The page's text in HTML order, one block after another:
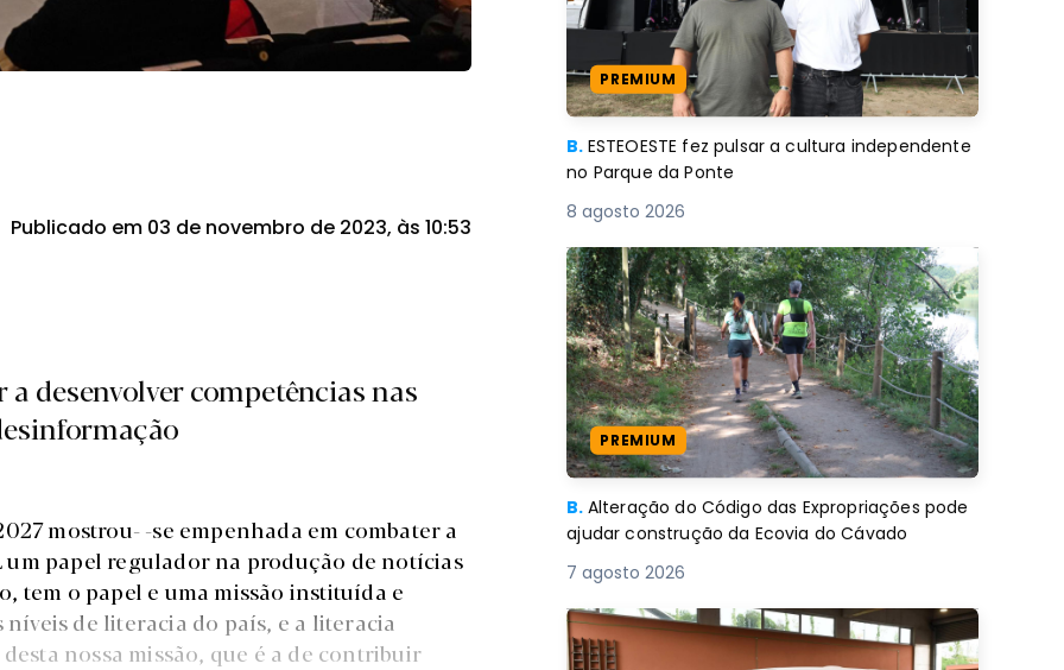
Publicado em 03 de novembro de 2023, às 10:53
desenvolver competências nas
mostrou- -se empenhada em combater a
papel regulador na produção de notícias
tem o papel e uma missão instituída e
de literacia do país, e a literacia
nossa missão, que é a de contribuir
PREMIUM
B. ESTEOESTE fez pulsar a cultura independente
no Parque da Ponte
8 agosto 2026
PREMIUM
B. Alteração do Código das Expropriações pode
ajudar construção da Ecovia do Cávado
7 agosto 2026